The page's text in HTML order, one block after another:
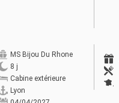
MS Bijou Du Rhone
8 j
Cabine extérieure
Lyon